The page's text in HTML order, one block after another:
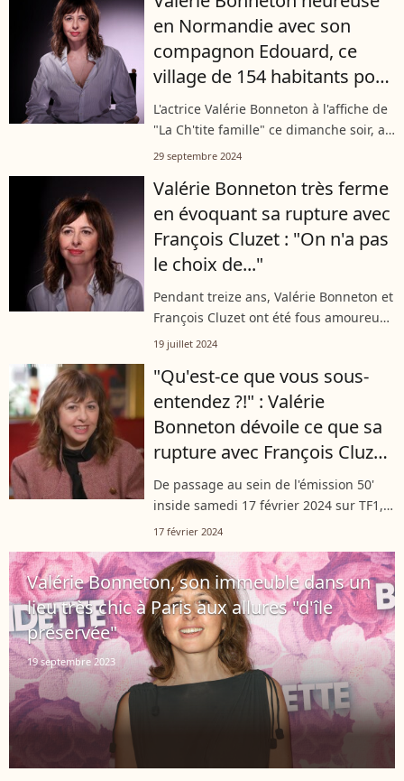
Noémie Lvovsky et qui sortira le 27...
en Normandie avec son
compagnon Edouard, ce
village de 154 habitants pour
lequel elle a craqué
L'actrice Valérie Bonneton à l'affiche de
"La Ch'tite famille" ce dimanche soir, a
trouvé refuge en Normandie avec son
Pierrefitte-en-Auge, un village...
29 septembre 2024
Valérie Bonneton très ferme
en évoquant sa rupture avec
François Cluzet : "On n'a pas
le choix de..."
Pendant treize ans, Valérie Bonneton et
François Cluzet ont été fous amoureux
et sont devenus parents de deux
aux caméras de TF1, l'actrice de...
19 juillet 2024
"Qu'est-ce que vous sous-
entendez ?!" : Valérie
Bonneton dévoile ce que sa
rupture avec François Cluzet
à changé dans sa vie
De passage au sein de l'émission 50'
inside samedi 17 février 2024 sur TF1,
dans le cadre de la promotion de son
interrogée au sujet de sa rupture...
17 février 2024
Valérie Bonneton, son immeuble dans un
lieu très chic à Paris aux allures "d'île
préservée"
19 septembre 2023